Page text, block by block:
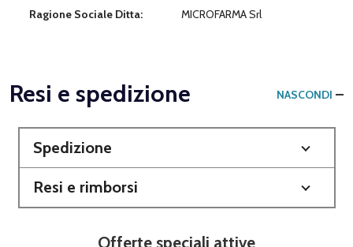
Ragione Sociale Ditta: MICROFARMA Srl
Resi e spedizione NASCONDI
Spedizione
Resi e rimborsi
Offerte speciali attive